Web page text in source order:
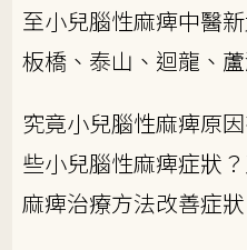
至小兒腦性麻痺中醫
板橋、泰山、迴龍、
究竟小兒腦性麻痺原
些小兒腦性麻痺症狀
麻痺治療方法改善症狀